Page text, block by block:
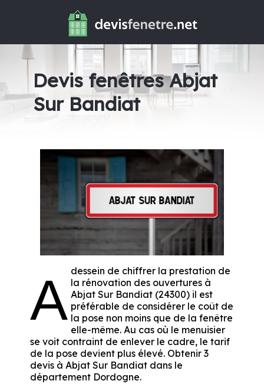
Devis fenêtres Abjat
Sur Bandiat
A dessein de chiffrer la prestation de
la rénovation des ouvertures à
Abjat Sur Bandiat (24300) il est
préférable de considérer le coût de
la pose non moins que de la fenêtre
elle-même. Au cas où le menuisier
se voit contraint de enlever le cadre, le tarif
de la pose devient plus élevé. Obtenir 3
devis à Abjat Sur Bandiat dans le
département Dordogne.